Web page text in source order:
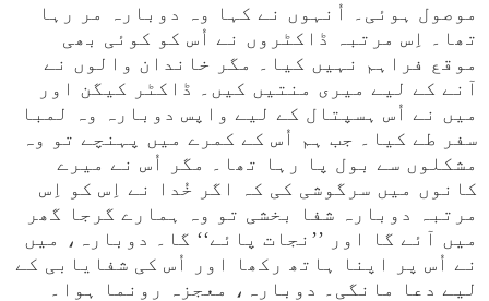
موصول ہوئی۔ اُنہوں نے کہا وہ دوبارہ مر رہا
تھا۔ اِس مرتبہ ڈاکٹروں نے اُس کو کوئی بھی
موقع فراہم نہیں کیا۔ مگر خاندان والوں نے
آنے کے لیے میری منتیں کیں۔ ڈاکٹر کیگن اور
میں نے اُس ہسپتال کے لیے واپس دوبارہ وہ لمبا
سفر طے کیا۔ جب ہم اُس کے کمرے میں پہنچے تو وہ
مشکلوں سے بول پا رہا تھا۔ مگر اُس نے میرے
کانوں میں سرگوشی کی کہ اگر خُدا نے اِس کو اِس
مرتبہ دوبارہ شفا بخشی تو وہ ہمارے گرجا گھر
میں آئے گا اور ’’نجات پائے‘‘ گا۔ دوبارہ، میں
نے اُس پر اپنا ہاتھ رکھا اور اُس کی شفایابی کے
لیے دعا مانگی۔ دوبارہ، معجزہ رونما ہوا۔